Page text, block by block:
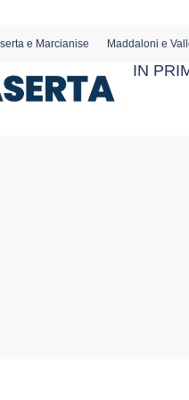
e Marcianise Maddaloni e
IN